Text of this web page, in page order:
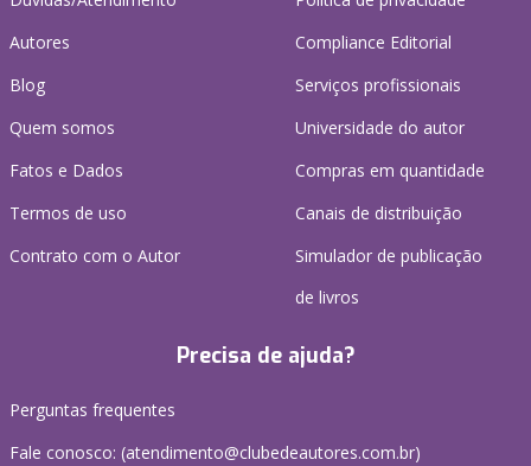
Autores
Blog
Quem somos
Fatos e Dados
Termos de uso
Contrato com o Autor
Compliance Editorial
Serviços profissionais
Universidade do autor
Compras em quantidade
Canais de distribuição
Simulador de publicação
de livros
Precisa de ajuda?
Perguntas frequentes
Fale conosco: (atendimento@clubedeautores.com.br)